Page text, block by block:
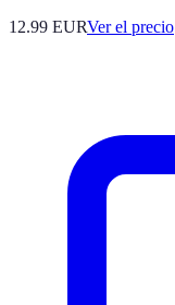
12.99 EURVer el precio